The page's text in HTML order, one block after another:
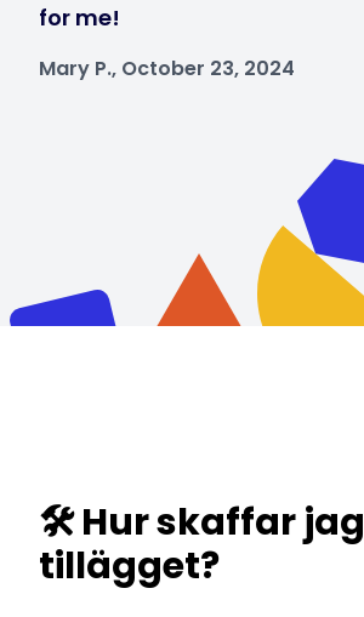
for me!
Mary P., October 23, 2024
🛠️ Hur skaffar jag
tillägget?